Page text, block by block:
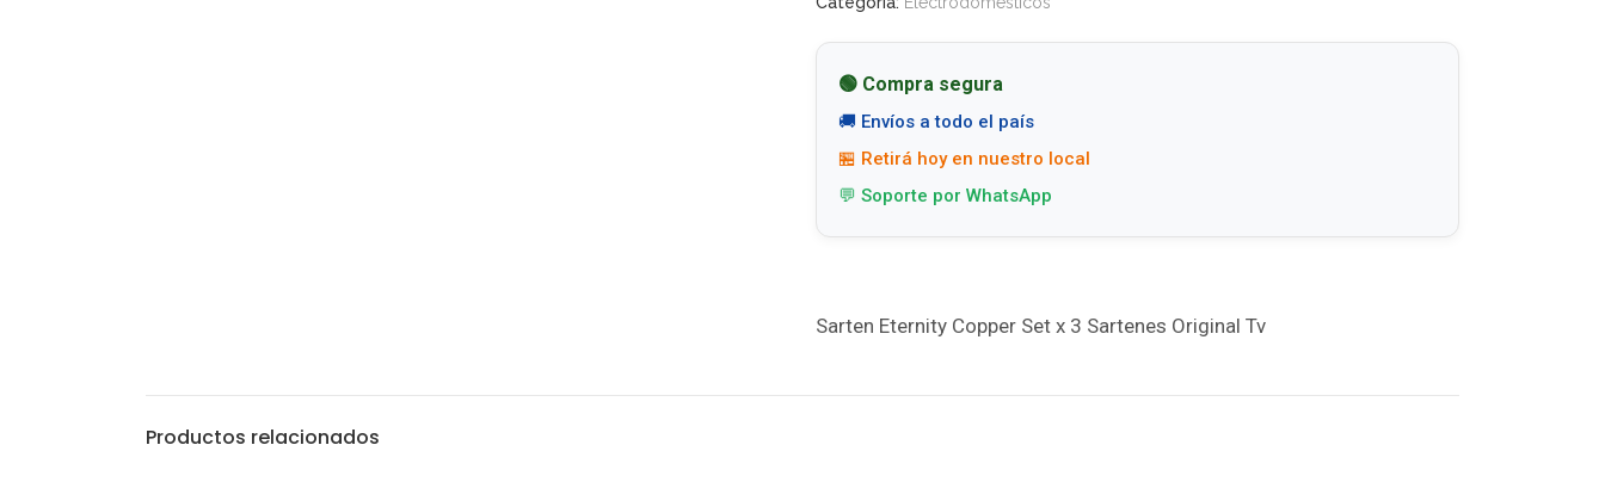
🟢 Compra segura
🚚 Envíos a todo el país
🏪 Retirá hoy en nuestro local
💬 Soporte por WhatsApp
Sarten Eternity Copper Set x 3 Sartenes Original Tv
Productos relacionados